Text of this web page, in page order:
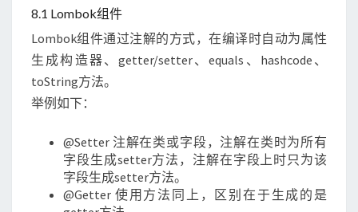
8.1 Lombok组件
Lombok组件通过注解的方式，在编译时自动为属性
生成构造器、getter/setter、equals、hashcode、
toString方法。
举例如下：
@Setter 注解在类或字段，注解在类时为所有
字段生成setter方法，注解在字段上时只为该
字段生成setter方法。
@Getter 使用方法同上，区别在于生成的是